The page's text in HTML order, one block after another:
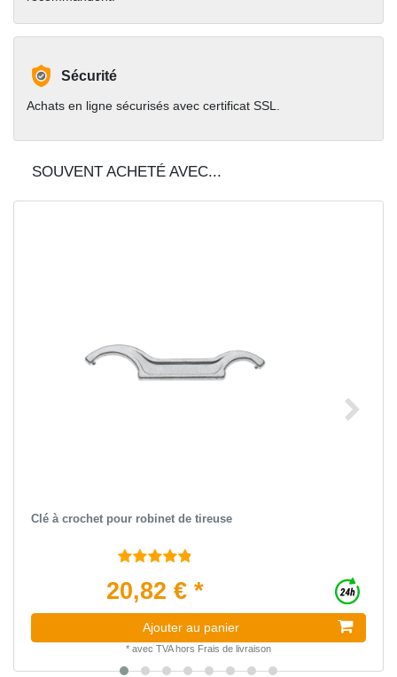
Sécurité
Achats en ligne sécurisés avec certificat SSL.
SOUVENT ACHETÉ AVEC...
Clé à crochet pour robinet de tireuse
20,82 € *
Ajouter au panier
* avec TVAhors Frais de livraison